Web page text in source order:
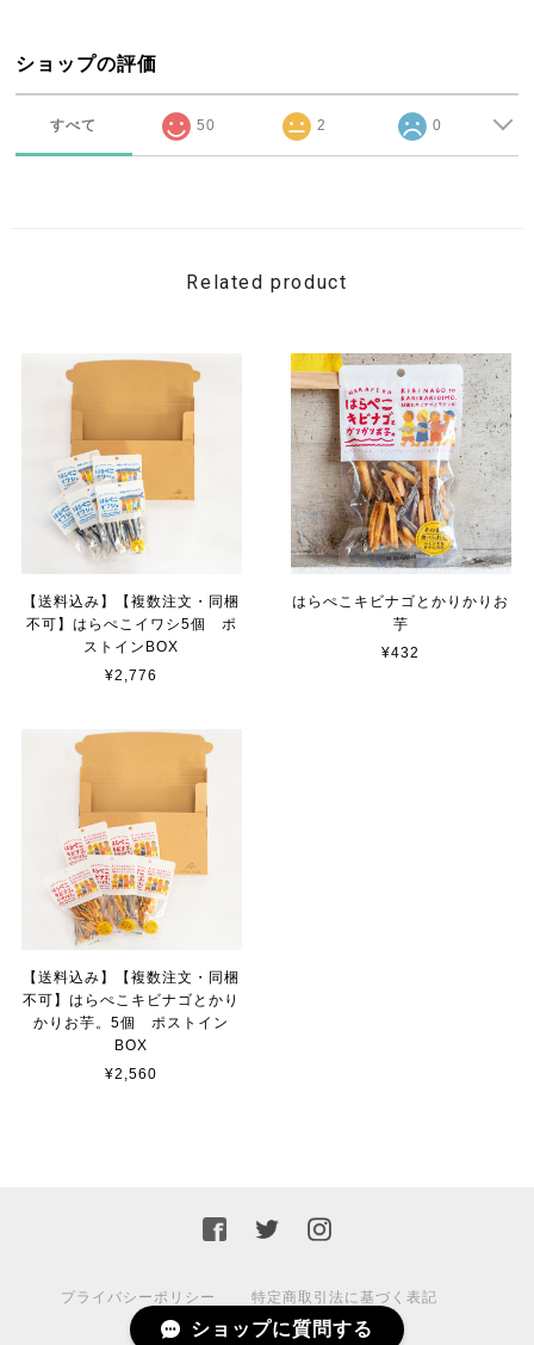
ショップの評価
すべて 50 2 0
Related product
【送料込み】【複数注文・同梱
不可】はらぺこイワシ5個 ポ
ストインBOX
¥2,776
はらぺこキビナゴとかりかりお
芋
¥432
【送料込み】【複数注文・同梱
不可】はらぺこキビナゴとかり
かりお芋。5個 ポストイン
BOX
¥2,560
プライバシーポリシー 特定商取引法に基づく表記
ショップに質問する